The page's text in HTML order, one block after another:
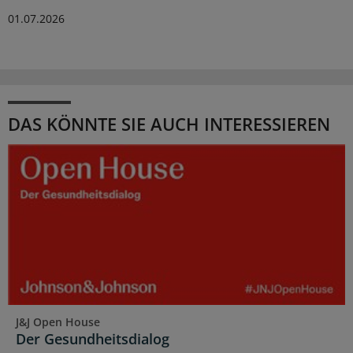
01.07.2026
DAS KÖNNTE SIE AUCH INTERESSIEREN
J&J Open House
Der Gesundheitsdialog